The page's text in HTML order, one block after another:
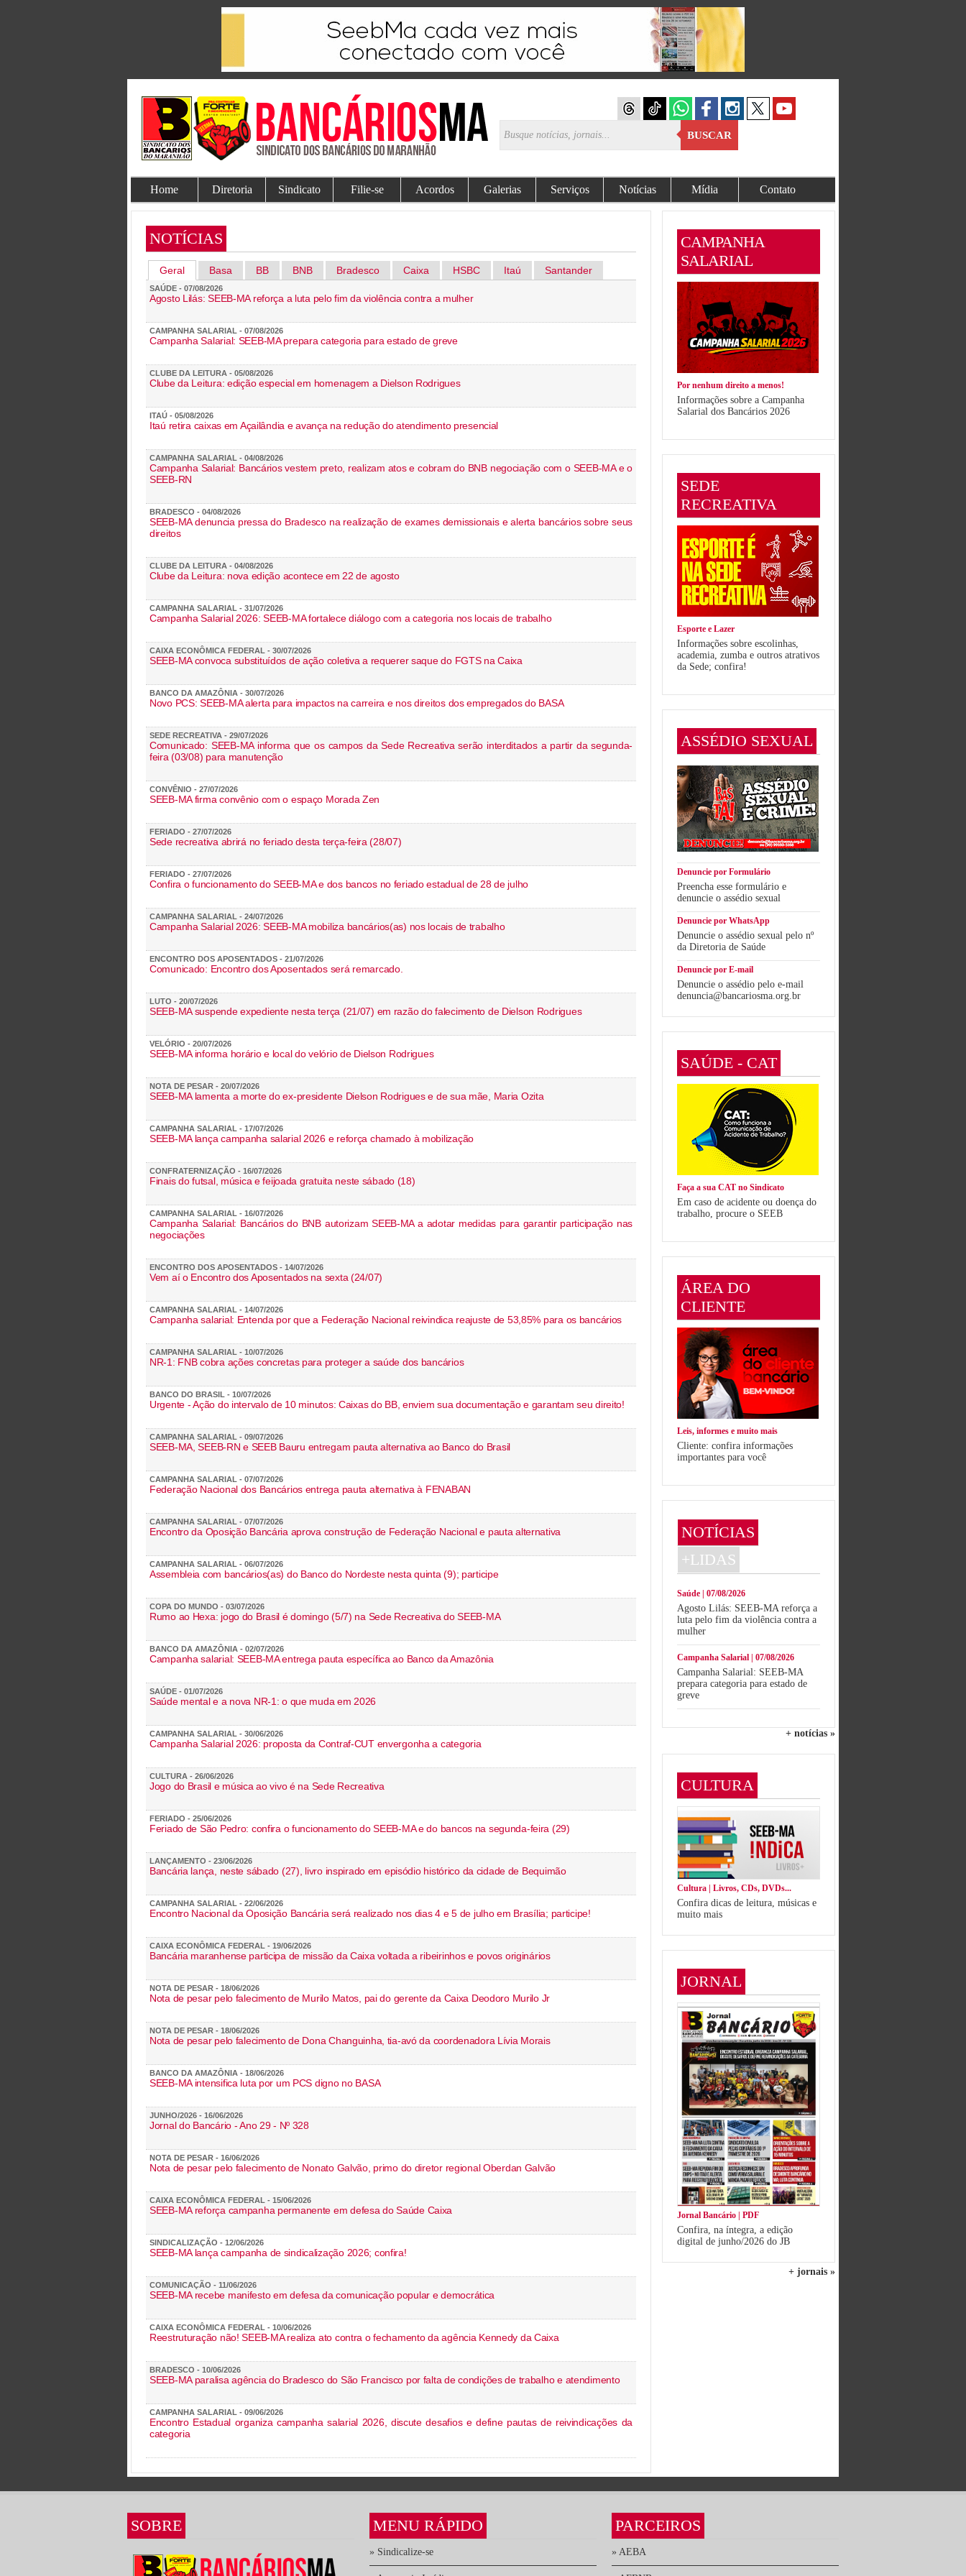
BUSCAR
Home Diretoria Sindicato Filie-se Acordos Galerias Serviços Notícias Mídia Contato
NOTÍCIAS
Geral Basa BB BNB Bradesco Caixa HSBC Itaú Santander
SAÚDE - 07/08/2026
Agosto Lilás: SEEB-MA reforça a luta pelo fim da violência contra a mulher
CAMPANHA SALARIAL - 07/08/2026
Campanha Salarial: SEEB-MA prepara categoria para estado de greve
CLUBE DA LEITURA - 05/08/2026
Clube da Leitura: edição especial em homenagem a Dielson Rodrigues
ITAÚ - 05/08/2026
Itaú retira caixas em Açailândia e avança na redução do atendimento presencial
CAMPANHA SALARIAL - 04/08/2026
Campanha Salarial: Bancários vestem preto, realizam atos e cobram do BNB negociação com o SEEB-MA e o
SEEB-RN
BRADESCO - 04/08/2026
SEEB-MA denuncia pressa do Bradesco na realização de exames demissionais e alerta bancários sobre seus
direitos
CLUBE DA LEITURA - 04/08/2026
Clube da Leitura: nova edição acontece em 22 de agosto
CAMPANHA SALARIAL - 31/07/2026
Campanha Salarial 2026: SEEB-MA fortalece diálogo com a categoria nos locais de trabalho
CAIXA ECONÔMICA FEDERAL - 30/07/2026
SEEB-MA convoca substituídos de ação coletiva a requerer saque do FGTS na Caixa
BANCO DA AMAZÔNIA - 30/07/2026
Novo PCS: SEEB-MA alerta para impactos na carreira e nos direitos dos empregados do BASA
SEDE RECREATIVA - 29/07/2026
Comunicado: SEEB-MA informa que os campos da Sede Recreativa serão interditados a partir da segunda-
feira (03/08) para manutenção
CONVÊNIO - 27/07/2026
SEEB-MA firma convênio com o espaço Morada Zen
FERIADO - 27/07/2026
Sede recreativa abrirá no feriado desta terça-feira (28/07)
FERIADO - 27/07/2026
Confira o funcionamento do SEEB-MA e dos bancos no feriado estadual de 28 de julho
CAMPANHA SALARIAL - 24/07/2026
Campanha Salarial 2026: SEEB-MA mobiliza bancários(as) nos locais de trabalho
ENCONTRO DOS APOSENTADOS - 21/07/2026
Comunicado: Encontro dos Aposentados será remarcado.
LUTO - 20/07/2026
SEEB-MA suspende expediente nesta terça (21/07) em razão do falecimento de Dielson Rodrigues
VELÓRIO - 20/07/2026
SEEB-MA informa horário e local do velório de Dielson Rodrigues
NOTA DE PESAR - 20/07/2026
SEEB-MA lamenta a morte do ex-presidente Dielson Rodrigues e de sua mãe, Maria Ozita
CAMPANHA SALARIAL - 17/07/2026
SEEB-MA lança campanha salarial 2026 e reforça chamado à mobilização
CONFRATERNIZAÇÃO - 16/07/2026
Finais do futsal, música e feijoada gratuita neste sábado (18)
CAMPANHA SALARIAL - 16/07/2026
Campanha Salarial: Bancários do BNB autorizam SEEB-MA a adotar medidas para garantir participação nas
negociações
ENCONTRO DOS APOSENTADOS - 14/07/2026
Vem aí o Encontro dos Aposentados na sexta (24/07)
CAMPANHA SALARIAL - 14/07/2026
Campanha salarial: Entenda por que a Federação Nacional reivindica reajuste de 53,85% para os bancários
CAMPANHA SALARIAL - 10/07/2026
NR-1: FNB cobra ações concretas para proteger a saúde dos bancários
BANCO DO BRASIL - 10/07/2026
Urgente - Ação do intervalo de 10 minutos: Caixas do BB, enviem sua documentação e garantam seu direito!
CAMPANHA SALARIAL - 09/07/2026
SEEB-MA, SEEB-RN e SEEB Bauru entregam pauta alternativa ao Banco do Brasil
CAMPANHA SALARIAL - 07/07/2026
Federação Nacional dos Bancários entrega pauta alternativa à FENABAN
CAMPANHA SALARIAL - 07/07/2026
Encontro da Oposição Bancária aprova construção de Federação Nacional e pauta alternativa
CAMPANHA SALARIAL - 06/07/2026
Assembleia com bancários(as) do Banco do Nordeste nesta quinta (9); participe
COPA DO MUNDO - 03/07/2026
Rumo ao Hexa: jogo do Brasil é domingo (5/7) na Sede Recreativa do SEEB-MA
BANCO DA AMAZÔNIA - 02/07/2026
Campanha salarial: SEEB-MA entrega pauta específica ao Banco da Amazônia
SAÚDE - 01/07/2026
Saúde mental e a nova NR-1: o que muda em 2026
CAMPANHA SALARIAL - 30/06/2026
Campanha Salarial 2026: proposta da Contraf-CUT envergonha a categoria
CULTURA - 26/06/2026
Jogo do Brasil e música ao vivo é na Sede Recreativa
FERIADO - 25/06/2026
Feriado de São Pedro: confira o funcionamento do SEEB-MA e do bancos na segunda-feira (29)
LANÇAMENTO - 23/06/2026
Bancária lança, neste sábado (27), livro inspirado em episódio histórico da cidade de Bequimão
CAMPANHA SALARIAL - 22/06/2026
Encontro Nacional da Oposição Bancária será realizado nos dias 4 e 5 de julho em Brasília; participe!
CAIXA ECONÔMICA FEDERAL - 19/06/2026
Bancária maranhense participa de missão da Caixa voltada a ribeirinhos e povos originários
NOTA DE PESAR - 18/06/2026
Nota de pesar pelo falecimento de Murilo Matos, pai do gerente da Caixa Deodoro Murilo Jr
NOTA DE PESAR - 18/06/2026
Nota de pesar pelo falecimento de Dona Changuinha, tia-avó da coordenadora Lívia Morais
BANCO DA AMAZÔNIA - 18/06/2026
SEEB-MA intensifica luta por um PCS digno no BASA
JUNHO/2026 - 16/06/2026
Jornal do Bancário - Ano 29 - Nº 328
NOTA DE PESAR - 16/06/2026
Nota de pesar pelo falecimento de Nonato Galvão, primo do diretor regional Oberdan Galvão
CAIXA ECONÔMICA FEDERAL - 15/06/2026
SEEB-MA reforça campanha permanente em defesa do Saúde Caixa
SINDICALIZAÇÃO - 12/06/2026
SEEB-MA lança campanha de sindicalização 2026; confira!
COMUNICAÇÃO - 11/06/2026
SEEB-MA recebe manifesto em defesa da comunicação popular e democrática
CAIXA ECONÔMICA FEDERAL - 10/06/2026
Reestruturação não! SEEB-MA realiza ato contra o fechamento da agência Kennedy da Caixa
BRADESCO - 10/06/2026
SEEB-MA paralisa agência do Bradesco do São Francisco por falta de condições de trabalho e atendimento
CAMPANHA SALARIAL - 09/06/2026
Encontro Estadual organiza campanha salarial 2026, discute desafios e define pautas de reivindicações da
categoria
CAMPANHA
SALARIAL
Por nenhum direito a menos!
Informações sobre a Campanha
Salarial dos Bancários 2026
SEDE
RECREATIVA
Esporte e Lazer
Informações sobre escolinhas,
academia, zumba e outros atrativos
da Sede; confira!
ASSÉDIO SEXUAL
Denuncie por Formulário
Preencha esse formulário e
denuncie o assédio sexual
Denuncie por WhatsApp
Denuncie o assédio sexual pelo nº
da Diretoria de Saúde
Denuncie por E-mail
Denuncie o assédio pelo e-mail
denuncia@bancariosma.org.br
SAÚDE - CAT
Faça a sua CAT no Sindicato
Em caso de acidente ou doença do
trabalho, procure o SEEB
ÁREA DO
CLIENTE
Leis, informes e muito mais
Cliente: confira informações
importantes para você
NOTÍCIAS
+LIDAS
Saúde | 07/08/2026
Agosto Lilás: SEEB-MA reforça a
luta pelo fim da violência contra a
mulher
Campanha Salarial | 07/08/2026
Campanha Salarial: SEEB-MA
prepara categoria para estado de
greve
+ notícias »
CULTURA
Cultura | Livros, CDs, DVDs...
Confira dicas de leitura, músicas e
muito mais
JORNAL
Jornal Bancário | PDF
Confira, na íntegra, a edição
digital de junho/2026 do JB
+ jornais »
SOBRE MENU RÁPIDO
» Sindicalize-se
PARCEIROS
» AEBA